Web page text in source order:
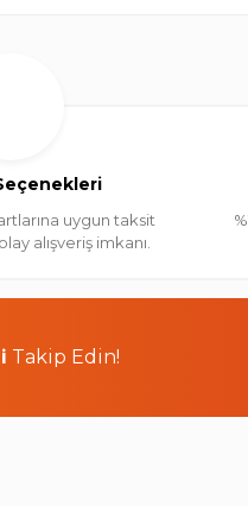
uygun taksit
alışveriş imkanı.
Takip Edin!